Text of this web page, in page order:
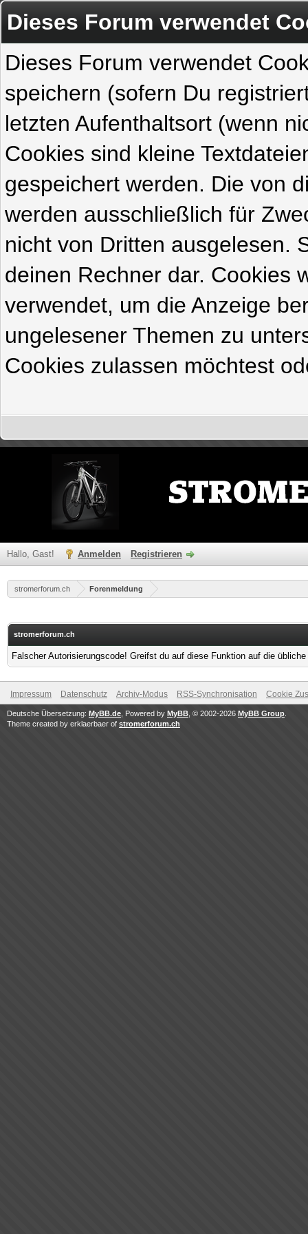
Dieses Forum verwendet
Dieses Forum verwendet
speichern (sofern Du
letzten Aufenthaltsort (wenn
Cookies sind kleine
gespeichert werden. Die von
werden ausschließlich für
nicht von Dritten ausgelesen.
deinen Rechner dar. Cookies
verwendet, um die Anzeige
ungelesener Themen zu
Cookies zulassen möchtest
Hallo, Gast! Anmelden Registrieren
stromerforum.ch Forenmeldung
stromerforum.ch
Falscher Autorisierungscode! Greifst du auf diese Funktion auf die
Impressum Datenschutz Archiv-Modus RSS-Synchronisation Cookie
Deutsche Übersetzung: MyBB.de , Powered by MyBB , © 2002-2026 MyBB Group
Theme created by erklaerbaer of stromerforum.ch